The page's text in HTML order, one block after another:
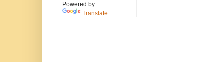
Powered by
Translate